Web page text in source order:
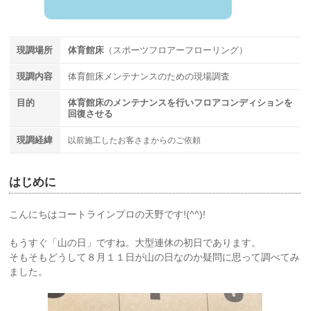
現調場所 体育館床 （スポーツフロアーフローリング）
現調内容 体育館床メンテナンスのための現場調査
目的
体育館床のメンテナンスを行いフロアコンディションを
回復させる
現調経緯 以前施工したお客さまからのご依頼
はじめに
こんにちはコートラインプロの天野です!(^^)!
もうすぐ「山の日」ですね。大型連休の初日であります。
そもそもどうして８月１１日が山の日なのか疑問に思って調べてみ
ました。